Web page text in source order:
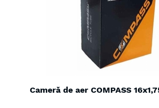
Cameră de aer COMPASS